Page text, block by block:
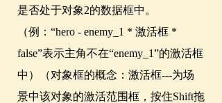
是否处于对象2的数据框中。
（例：“hero - enemy_1 * 激活框 *
false”表示主角不在“enemy_1”的激活框
中）（对象框的概念：激活框---为场
景中该对象的激活范围框，按住Shift拖